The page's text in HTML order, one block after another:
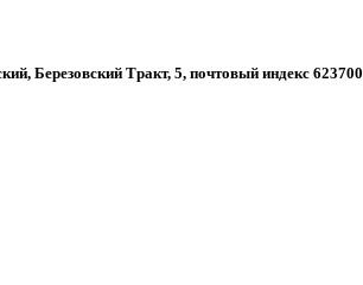
Березовский Тракт, 5, почтовый индекс 623700